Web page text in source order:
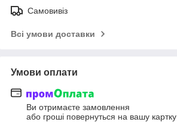
Самовивіз
Всі умови доставки
Умови оплати
Ви отримаєте замовлення
або гроші повернуться на вашу картку